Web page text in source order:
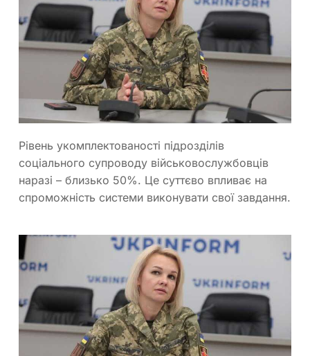
Рівень укомплектованості підрозділів
соціального супроводу військовослужбовців
наразі – близько 50%. Це суттєво впливає на
спроможність системи виконувати свої завдання.